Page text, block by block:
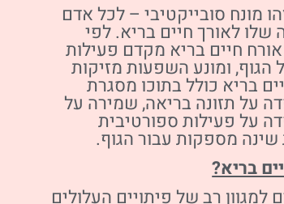
מונח סובייקטיבי – לכל אדם
לאורך חיים בריא. לפי
חיים בריא מקדם פעילות
הגוף, ומונע השפעות מזיקות
בריא כולל בתוכו מסגרת
על תזונה בריאה, שמירה על
על פעילות ספורטיבית
מספקות עבור הגוף.
בריא?
למגוון רב של פיתויים העלולים